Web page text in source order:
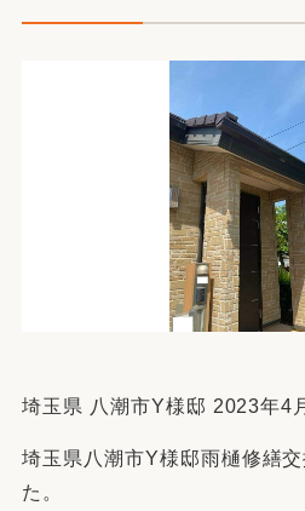
埼玉県 八潮市Y様邸 2023年4
埼玉県八潮市Y様邸雨樋修繕
た。